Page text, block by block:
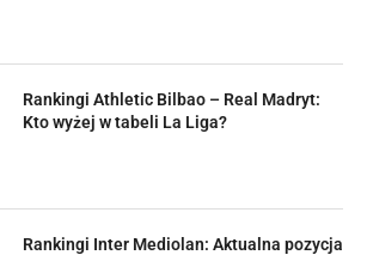
Rankingi Athletic Bilbao – Real Madryt:
Kto wyżej w tabeli La Liga?
Rankingi Inter Mediolan: Aktualna pozycja